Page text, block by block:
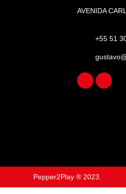
AVENIDA
+55 51
Pepper2Play ® 2023.